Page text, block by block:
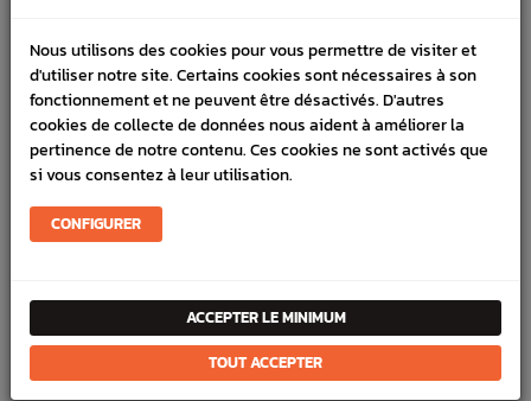
DÉTAILS DU PRODUIT
LIVRAISON
Marque :HKS
Joints & pâte
Nous utilisons des cookies pour vous permettre de visiter et
d'utiliser notre site. Certains cookies sont nécessaires à son
fonctionnement et ne peuvent être désactivés. D'autres
cookies de collecte de données nous aident à améliorer la
pertinence de notre contenu. Ces cookies ne sont activés que
si vous consentez à leur utilisation.
CONFIGURER
ACCEPTER LE MINIMUM
TOUT ACCEPTER